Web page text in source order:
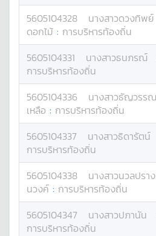
5605104328 นางสาวดวงทิพย์
ดอกไม้ : การบริหารท้องถิ่น
5605104331 นางสาวธนภรณ์
การบริหารท้องถิ่น
5605104336 นางสาวธัญวรรณ
เหลือ : การบริหารท้องถิ่น
5605104337 นางสาวธิดารัตน์
การบริหารท้องถิ่น
5605104338 นางสาวนวลปรา
นวงค์ : การบริหารท้องถิ่น
5605104347 นางสาวปภานัน
การบริหารท้องถิ่น